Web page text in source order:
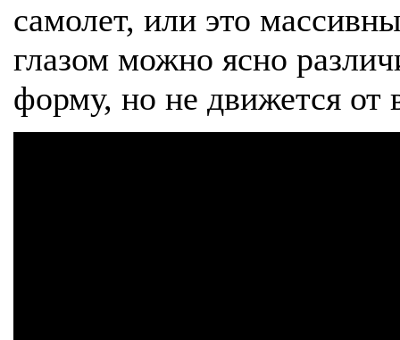
самолет, или это
глазом можно ясно
форму, но не движется от